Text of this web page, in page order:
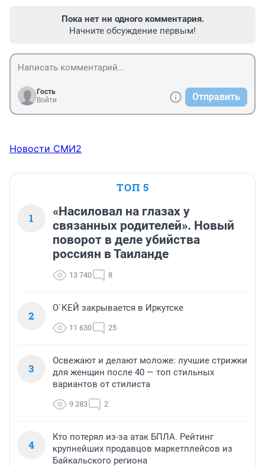
Пока нет ни одного комментария.
Начните обсуждение первым!
Гость
Войти
Отправить
Новости СМИ2
ТОП 5
1
«Насиловал на глазах у
связанных родителей». Новый
поворот в деле убийства
россиян в Таиланде
13 740 8
2
О`КЕЙ закрывается в Иркутске
11 630 25
3
Освежают и делают моложе: лучшие стрижки
для женщин после 40 — топ стильных
вариантов от стилиста
9 283 2
4
Кто потерял из-за атак БПЛА. Рейтинг
крупнейших продавцов маркетплейсов из
Байкальского региона